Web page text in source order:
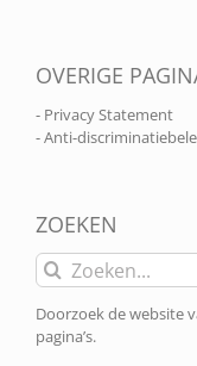
OVERIGE
- Privacy Statement
- Anti-
ZOEKEN
Zoeken
naar:
Doorzoek de website
pagina’s.